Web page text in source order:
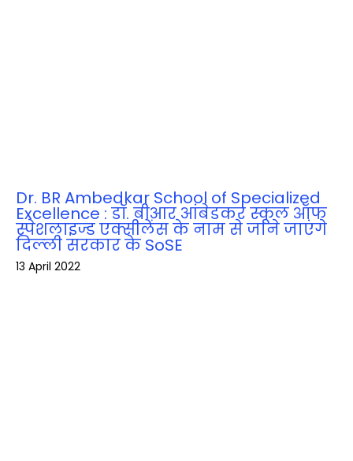
Dr. BR Ambedkar School of Specialized
Excellence : डॉ. बीआर आंबेडकर स्कूल ऑफ
स्पेशलाइज्ड एक्सीलेंस के नाम से जाने जाएंगे
दिल्‍ली सरकार के SoSE
13 April 2022